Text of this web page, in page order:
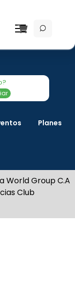
Planes
World Group C.A
Club